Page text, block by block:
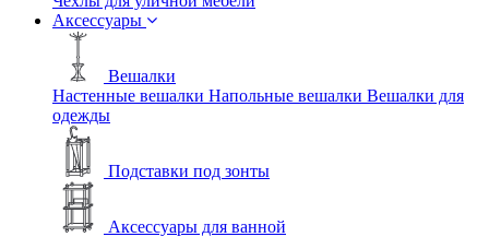
Аксессуары
Вешалки
Настенные вешалки Напольные вешалки Вешалки для
одежды
Подставки под зонты
Аксессуары для ванной